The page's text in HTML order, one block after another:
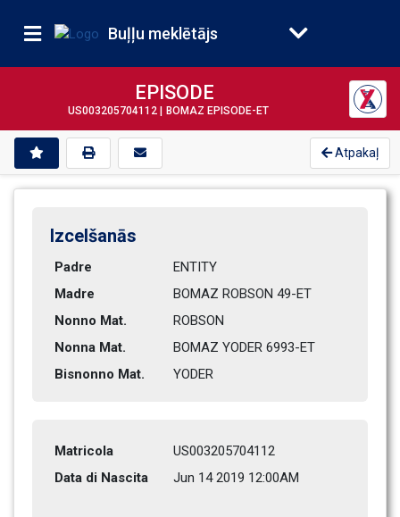
Buļļu meklētājs
EPISODE
US003205704112 | BOMAZ EPISODE-ET
Atpakaļ
Izcelšanās
Padre
ENTITY
Madre
BOMAZ ROBSON 49-ET
Nonno Mat.
ROBSON
Nonna Mat.
BOMAZ YODER 6993-ET
Bisnonno Mat.
YODER
Matricola
US003205704112
Data di Nascita
Jun 14 2019 12:00AM